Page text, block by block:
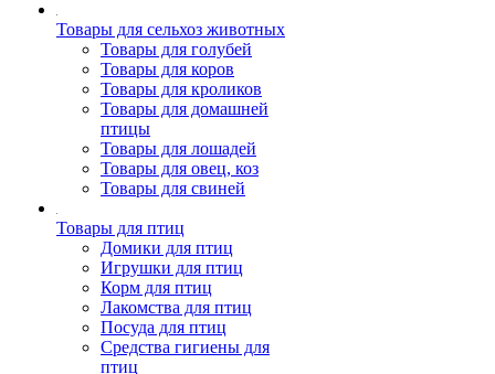
Товары для сельхоз животных
Товары для голубей
Товары для коров
Товары для кроликов
Товары для домашней
птицы
Товары для лошадей
Товары для овец, коз
Товары для свиней
Товары для птиц
Домики для птиц
Игрушки для птиц
Корм для птиц
Лакомства для птиц
Посуда для птиц
Средства гигиены для
птиц